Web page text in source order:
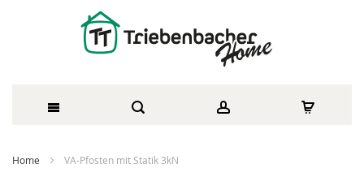
Home VA-Pfosten mit Statik 3kN